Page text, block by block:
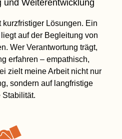
und Weiterentwicklung
kurzfristiger Lösungen. Ein
auf der Begleitung von
Wer Verantwortung trägt,
erfahren – empathisch,
zielt meine Arbeit nicht nur
sondern auf langfristige
Stabilität.